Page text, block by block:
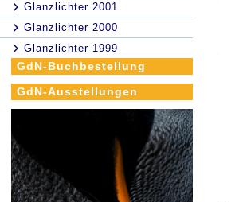
Glanzlichter 2001
Glanzlichter 2000
Glanzlichter 1999
GdN-Buchbestellung
GdN-Ausstellungen